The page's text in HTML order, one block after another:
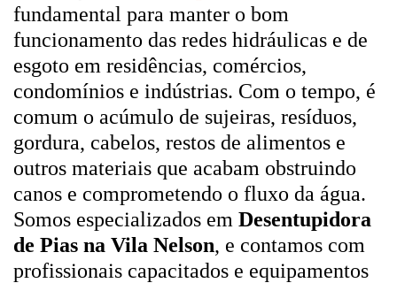
fundamental para manter o bom
funcionamento das redes hidráulicas e de
esgoto em residências, comércios,
condomínios e indústrias. Com o tempo, é
comum o acúmulo de sujeiras, resíduos,
gordura, cabelos, restos de alimentos e
outros materiais que acabam obstruindo
canos e comprometendo o fluxo da água.
Somos especializados em Desentupidora
de Pias na Vila Nelson, e contamos com
profissionais capacitados e equipamentos